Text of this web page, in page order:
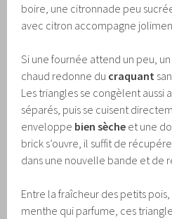
boire, une citronnade peu
avec citron accompagne
Si une fournée attend un peu,
chaud redonne du craquant
Les triangles se congèlent aussi
séparés, puis se cuisent
enveloppe bien sèche et une
brick s’ouvre, il suffit de
dans une nouvelle bande et de
Entre la fraîcheur des petits
menthe qui parfume, ces